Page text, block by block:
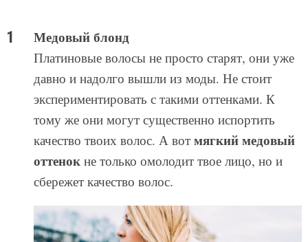
Медовый блонд
Платиновые волосы не просто старят, они уже
давно и надолго вышли из моды. Не стоит
экспериментировать с такими оттенками. К
тому же они могут существенно испортить
качество твоих волос. А вот мягкий медовый
оттенокне только омолодит твое лицо, но и
сбережет качество волос.